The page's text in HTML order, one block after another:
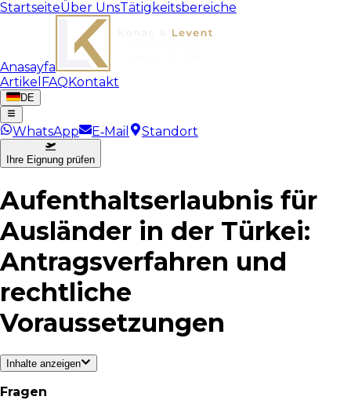
StartseiteÜber UnsTätigkeitsbereiche
Anasayfa
Artikel FAQKontakt
DE
WhatsApp E‑Mail Standort
Ihre Eignung prüfen
Aufenthaltserlaubnis für
Ausländer in der Türkei:
Antragsverfahren und
rechtliche
Voraussetzungen
Inhalte anzeigen
Fragen